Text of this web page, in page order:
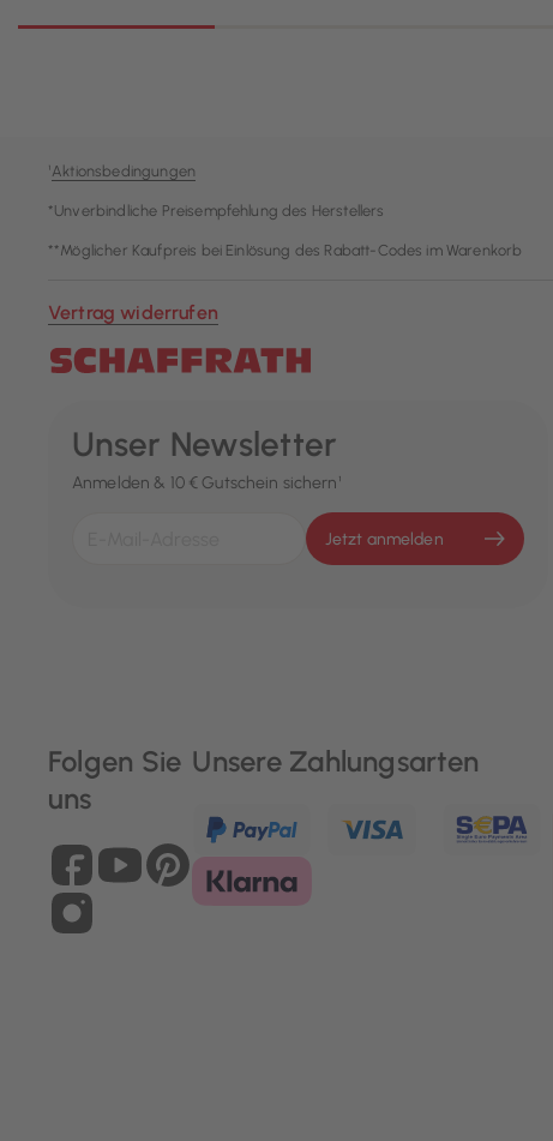
¹Aktionsbedingungen
*Unverbindliche Preisempfehlung des Herstellers
**Möglicher Kaufpreis bei Einlösung des Rabatt-Codes im Warenkorb
Vertrag widerrufen
Unser Newsletter
Anmelden & 10 € Gutschein sichern¹
Jetzt anmelden
Folgen Sie
uns
Unsere Zahlungsarten